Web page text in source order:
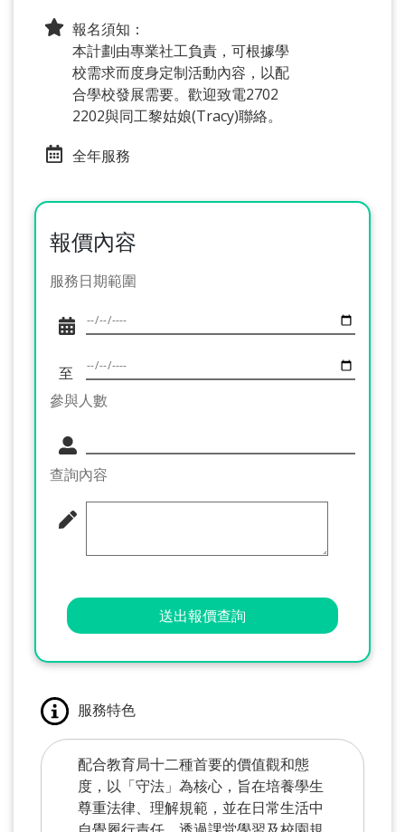
報名須知：
本計劃由專業社工負責，可根據學
校需求而度身定制活動內容，以配
合學校發展需要。歡迎致電2702
2202與同工黎姑娘(Tracy)聯絡。
全年服務
報價內容
服務日期範圍
至
參與人數
查詢內容
送出報價查詢
服務特色
配合教育局十二種首要的價值觀和態
度，以「守法」為核心，旨在培養學生
尊重法律、理解規範，並在日常生活中